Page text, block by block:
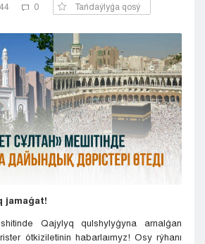
0 Tańdaýlyǵa qosý
jamaǵat!
Qajylyq qulshylyǵyna arnalǵan
ótkiziletinin habarlaımyz! Osy rýhanı